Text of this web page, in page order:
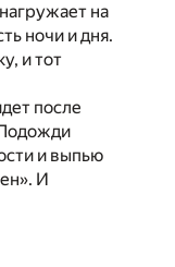
на
ночи и дня.
и тот
после
и выпью
И